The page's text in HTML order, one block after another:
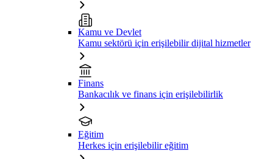
Kamu ve Devlet
Kamu sektörü için erişilebilir dijital hizmetler
Finans
Bankacılık ve finans için erişilebilirlik
Eğitim
Herkes için erişilebilir eğitim